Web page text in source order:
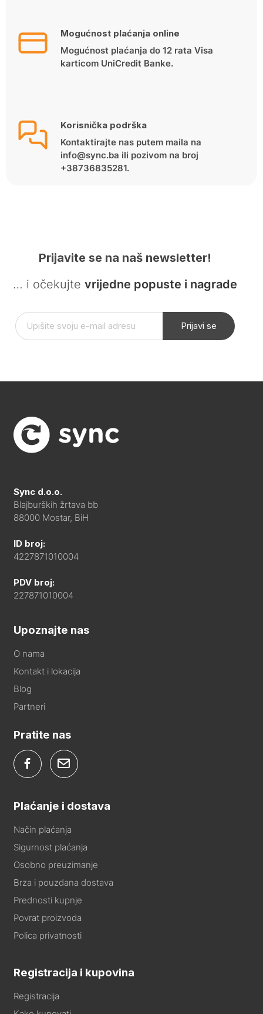
Mogućnost plaćanja online
Mogućnost plaćanja do 12 rata Visa
karticom UniCredit Banke.
Korisnička podrška
Kontaktirajte nas putem maila na
info@sync.ba ili pozivom na broj
+38736835281.
Prijavite se na naš newsletter!
… i očekujte vrijedne popuste i nagrade
Prijavi se
Sync d.o.o.
Blajburških žrtava bb
88000 Mostar, BiH
ID broj:
4227871010004
PDV broj:
227871010004
Upoznajte nas
O nama
Kontakt i lokacija
Blog
Partneri
Pratite nas
Plaćanje i dostava
Način plaćanja
Sigurnost plaćanja
Osobno preuzimanje
Brza i pouzdana dostava
Prednosti kupnje
Povrat proizvoda
Polica privatnosti
Registracija i kupovina
Registracija